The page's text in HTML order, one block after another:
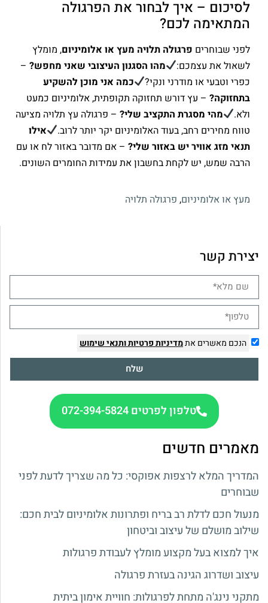
יצירת קשר
הנכם מאשרים אתמדיניות פרטיותותנאי שימוש
שלח
טלפון לפרטים 072-394-5824
מאמרים חדשים
המדריך המלא לרצפות אפוקסי: כל מה שצריך לדעת לפני
שבוחרים
מנעול חכם לדלת רב בריח ופתרונות אלומיניום לבית חכם:
שילוב מושלם של עיצוב וביטחון
איך למצוא בעל מקצוע מומלץ לעבודת פרגולות
עיצוב ושדרוג הגינה בעזרת פרגולה
מתקני נינג'ה מתחת לפרגולות: חוויית אימון ביתית
לסיכום – איך לבחור את הפרגולה
המתאימה לכם?
לפני שבוחרים פרגולה תלויה מעץ או אלומיניום, מומלץ
לשאול את עצמכם:
מהו הסגנון העיצובי שאני מחפש? –
כפרי וטבעי או מודרני ונקי?
כמה אני מוכן להשקיע
בתחזוקה? – עץ דורש תחזוקה תקופתית, אלומיניום כמעט
ולא.
מהי מסגרת התקציב שלי? – פרגולה עץ תלויה מציעה
טווח מחירים רחב, בעוד האלומיניום יקר יותר לרוב.
אילו
תנאי מזג אוויר יש באזור שלי? – אם מדובר באזור לח או עם
הרבה שמש, יש לקחת בחשבון את עמידות החומרים השונים.
מעץ או אלומיניום, פרגולה תלויה